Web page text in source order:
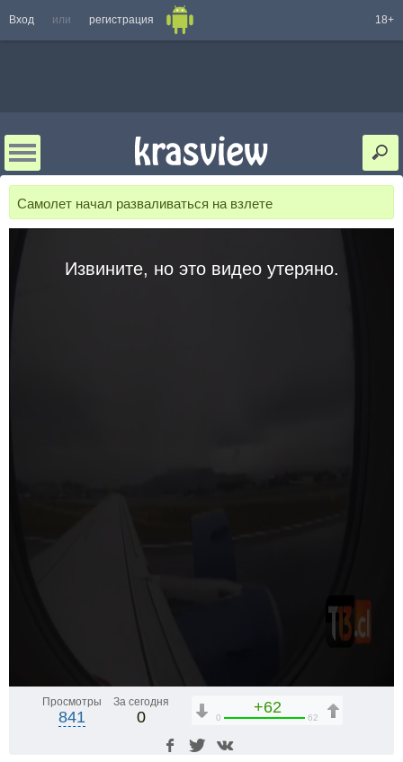
Вход или регистрация 18+
Самолет начал разваливаться на взлете
Извините, но это видео утеряно.
Просмотры
841
За сегодня
0
+62
0 62